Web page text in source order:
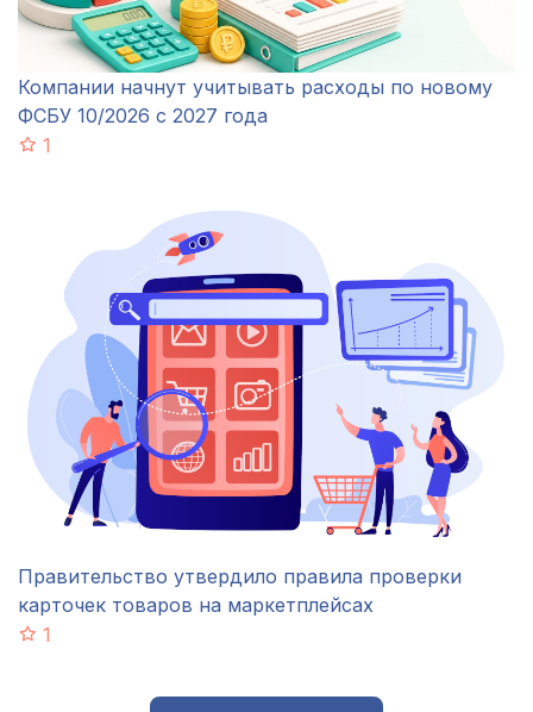
Компании начнут учитывать расходы по новому
ФСБУ 10/2026 с 2027 года
1
Правительство утвердило правила проверки
карточек товаров на маркетплейсах
1